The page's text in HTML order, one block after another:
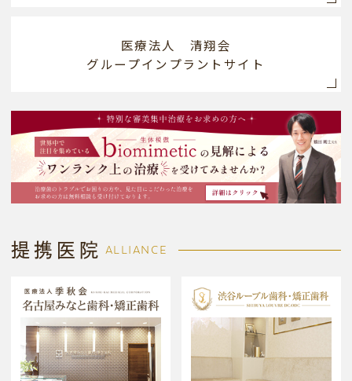
医療法人 清翔会
グループインプラントサイト
提携医院 ALLIANCE